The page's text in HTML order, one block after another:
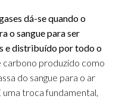
dá-se quando o
o sangue para ser
e distribuído por todo o
carbono produzido como
do sangue para o ar
uma troca fundamental,